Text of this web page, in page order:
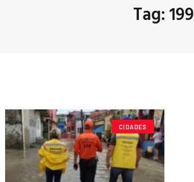
Tag: 199
CIDADES